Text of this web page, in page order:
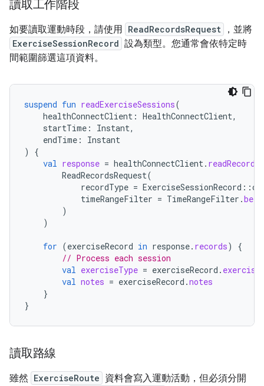
讀取工作階段
如要讀取運動時段，請使用 ReadRecordsRequest ，並將
ExerciseSessionRecord 設為類型。您通常會依特定時
間範圍篩選這項資料。
suspend fun readExerciseSessions(
healthConnectClient : HealthConnectClient,
startTime : Instant,
endTime :
Instant
)
{
val response = healthConnectClient. readRecords
ReadRecordsRequest(
recordType = ExerciseSessionRecord ::
timeRangeFilter = TimeRangeFilter .
)
)
for (exerciseRecord in response. records)
{
// Process each session
val exerciseType = exerciseRecord .
val notes = exerciseRecord .notes
}
}
讀取路線
雖然 ExerciseRoute 資料會寫入運動活動，但必須分開